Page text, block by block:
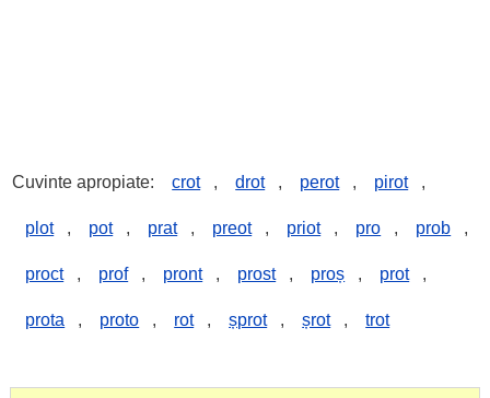
Cuvinte apropiate: crot , drot , perot , pirot ,
plot , pot , prat , preot , priot , pro , prob ,
proct , prof , pront , prost , proș , prot ,
prota , proto , rot , șprot , șrot , trot